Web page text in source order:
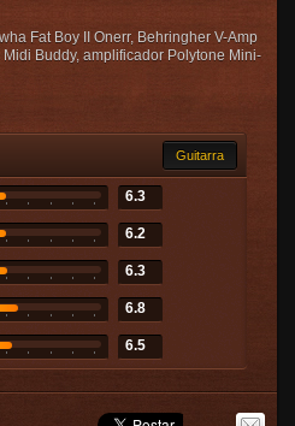
Fat Boy II Onerr, Behringher V-Amp
Buddy, amplificador Polytone Mini-
Guitarra
6.3
6.2
6.3
6.8
6.5